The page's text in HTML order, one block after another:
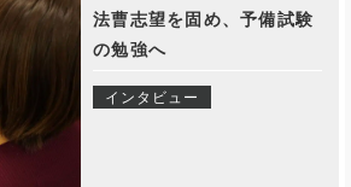
法曹志望を固め、予備試験
の勉強へ
インタビュー